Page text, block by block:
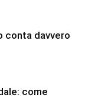
conta davvero
come